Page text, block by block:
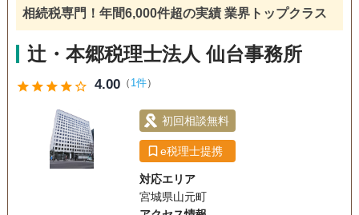
相続税専門！年間6,000件超の実績 業界トップクラス
辻・本郷税理士法人 仙台事務所
starstarstarstarstar_outline 4.00（ 1件）
初回相談無料
e税理士提携
対応エリア
宮城県山元町